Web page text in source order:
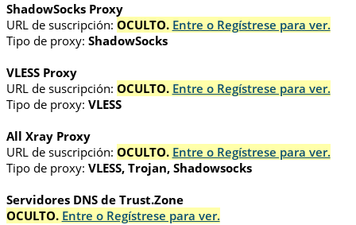
ShadowSocks Proxy
URL de suscripción: OCULTO. Entre o Regístrese para ver.
Tipo de proxy: ShadowSocks
VLESS Proxy
URL de suscripción: OCULTO. Entre o Regístrese para ver.
Tipo de proxy: VLESS
All Xray Proxy
URL de suscripción: OCULTO. Entre o Regístrese para ver.
Tipo de proxy: VLESS, Trojan, Shadowsocks
Servidores DNS de Trust.Zone
OCULTO. Entre o Regístrese para ver.